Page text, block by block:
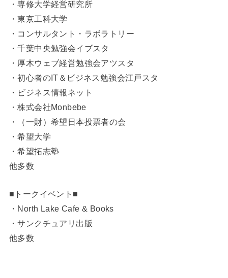
・専修大学経営研究所
・東京工科大学
・コンサルタント・ラボラトリー
・千葉中央勉強会イブスタ
・厚木ウェブ経営勉強会アツスタ
・初心者のIT＆ビジネス勉強会江戸スタ
・ビジネス情報ネット
・株式会社Monbebe
・（一財）希望日本投票者の会
・希望大学
・希望拓志塾
他多数
■トークイベント■
・North Lake Cafe & Books
・サンクチュアリ出版
他多数